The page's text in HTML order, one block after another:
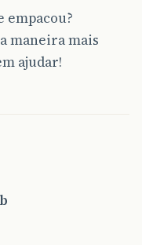
empacou?
maneira mais
ajudar!